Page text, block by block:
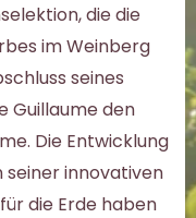
die die
im Weinberg
seines
Guillaume den
Die Entwicklung
seiner innovativen
die Erde haben